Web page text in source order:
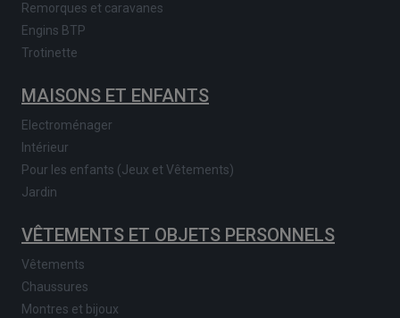
Remorques et caravanes
Engins BTP
Trotinette
MAISONS ET ENFANTS
Electroménager
Intérieur
Pour les enfants (Jeux et Vêtements)
Jardin
VÊTEMENTS ET OBJETS PERSONNELS
Vêtements
Chaussures
Montres et bijoux